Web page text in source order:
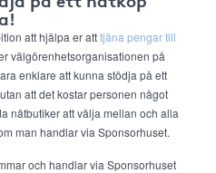
att hjälpa er atttjäna pengar till
välgörenhetsorganisationen på
enklare att kunna stödja på ett
att det kostar personen något
nätbutiker att välja mellan och alla
man handlar via Sponsorhuset.
och handlar via Sponsorhuset